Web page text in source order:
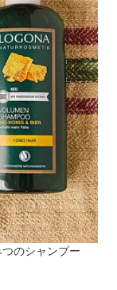
のシャンプー